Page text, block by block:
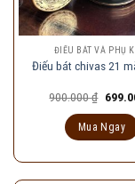
ĐIẾU BÁT VÀ PHỤ
Điếu bát chivas 21
900.000₫ Giá
Mua Ngay